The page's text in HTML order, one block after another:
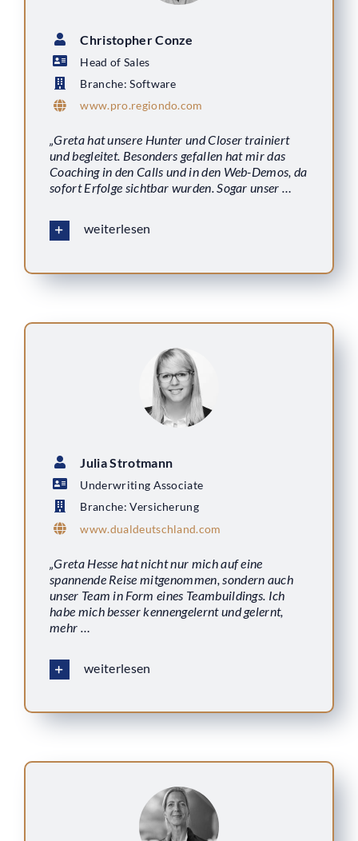
Christopher Conze
Head of Sales
Branche: Software
www.pro.regiondo.com
„Greta hat unsere Hunter und Closer trainiert
und begleitet. Besonders gefallen hat mir das
Coaching in den Calls und in den Web-Demos, da
sofort Erfolge sichtbar wurden. Sogar unser …
weiterlesen
Julia Strotmann
Underwriting Associate
Branche: Versicherung
www.dualdeutschland.com
„Greta Hesse hat nicht nur mich auf eine
spannende Reise mitgenommen, sondern auch
unser Team in Form eines Teambuildings. Ich
habe mich besser kennengelernt und gelernt,
mehr …
weiterlesen